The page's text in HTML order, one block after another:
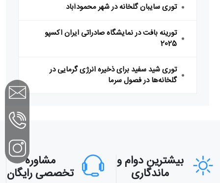
توری سایبان گلخانه در شهر محمودآباد
تورینه بافت در نمایشگاه صادراتی ایران اکسپو
2025
توری شید سفید برای ذخیره انرژی گرمایی در
گلخانه‌ها در فصول سرما
بیشترین دوام و
ماندگاری
مشاوره
تخصصی رایگان